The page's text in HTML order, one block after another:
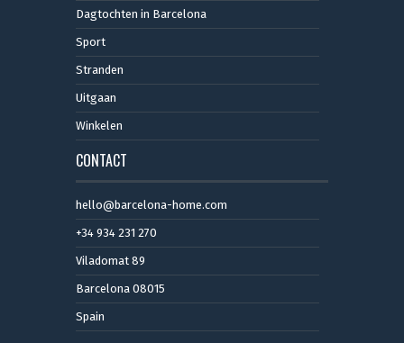
Dagtochten in Barcelona
Sport
Stranden
Uitgaan
Winkelen
CONTACT
hello@barcelona-home.com
+34 934 231 270
Viladomat 89
Barcelona 08015
Spain